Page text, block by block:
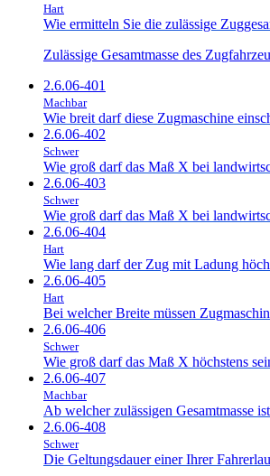
Hart
Wie ermitteln Sie die zulässige
Zulässige Gesamtmasse des
2.6.06-401
Machbar
Wie breit darf diese Zugmaschine
2.6.06-402
Schwer
Wie groß darf das Maß X bei
2.6.06-403
Schwer
Wie groß darf das Maß X bei
2.6.06-404
Hart
Wie lang darf der Zug mit Ladung
2.6.06-405
Hart
Bei welcher Breite müssen
2.6.06-406
Schwer
Wie groß darf das Maß X höchstens
2.6.06-407
Machbar
Ab welcher zulässigen Gesamtmasse
2.6.06-408
Schwer
Die Geltungsdauer einer Ihrer